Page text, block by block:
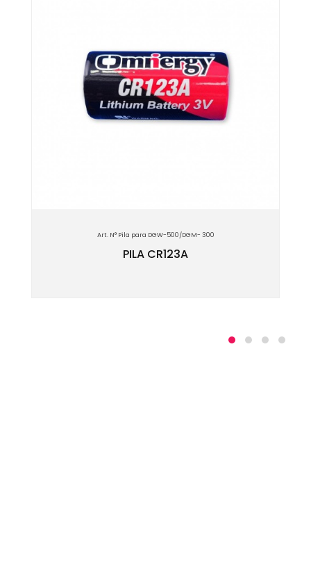
Art. N° Pila para DGW-500/DGM- 300
PILA CR123A